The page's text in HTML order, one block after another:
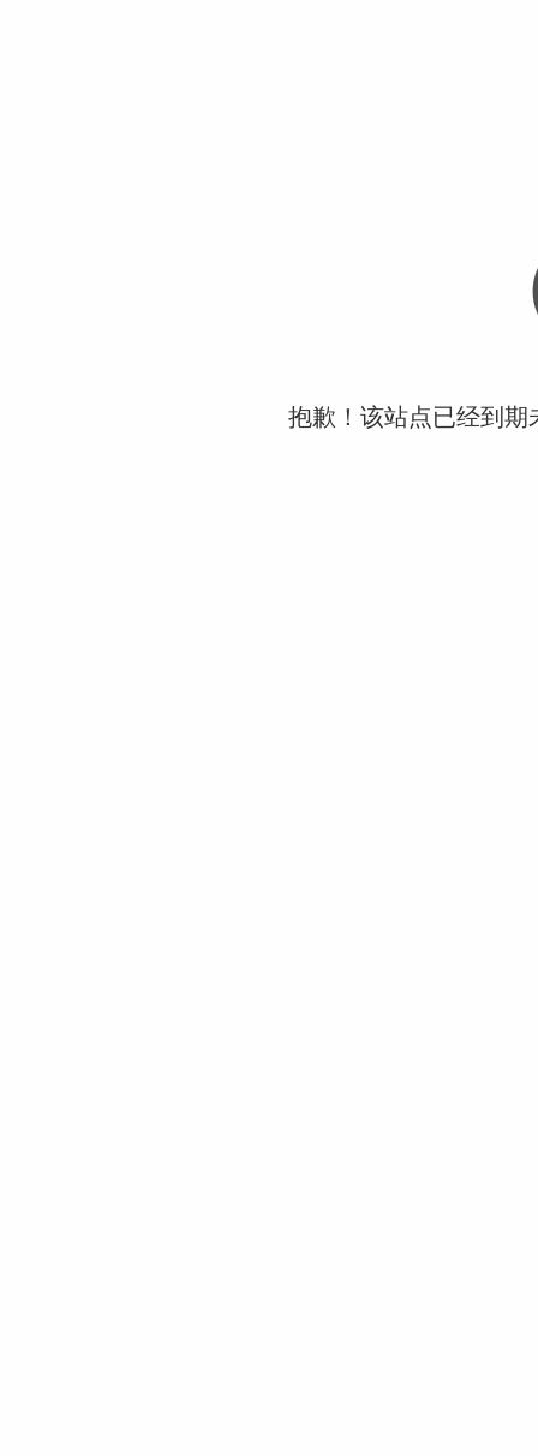
抱歉！该站点已经到